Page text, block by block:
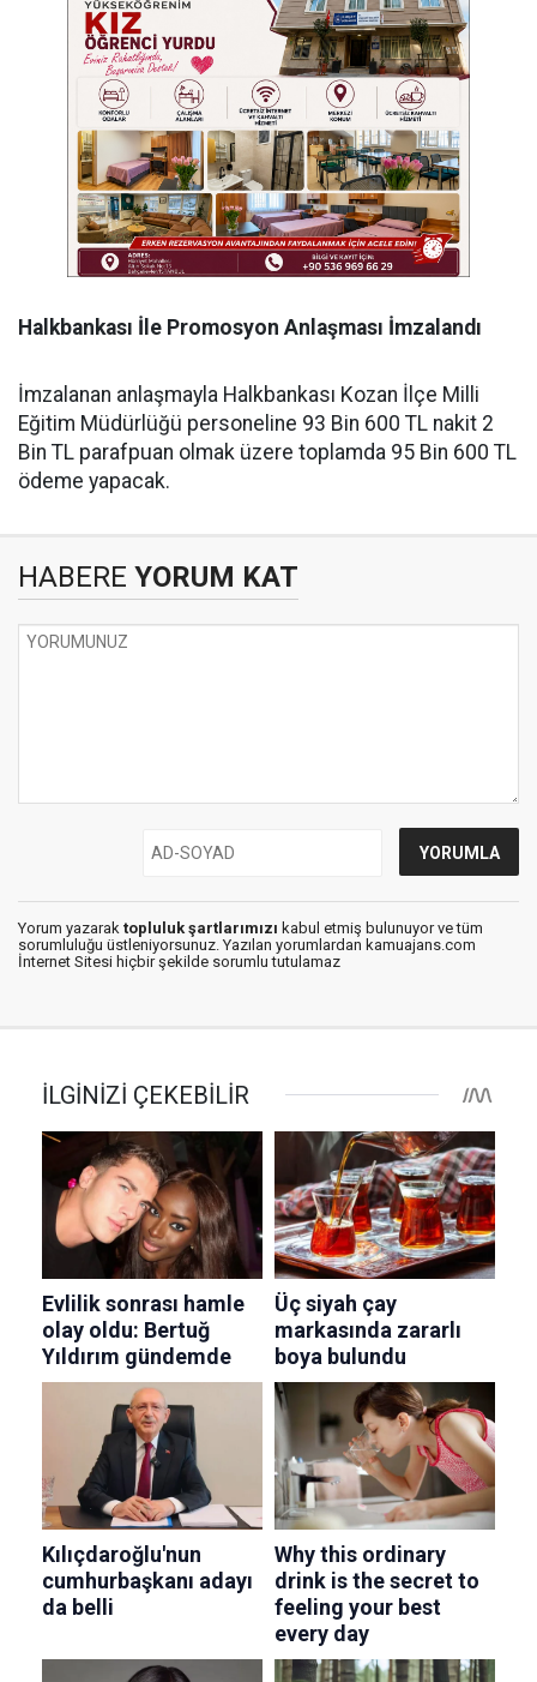
Halkbankası İle Promosyon Anlaşması İmzalandı
İmzalanan anlaşmayla Halkbankası Kozan İlçe Milli
Eğitim Müdürlüğü personeline 93 Bin 600 TL nakit 2
Bin TL parafpuan olmak üzere toplamda 95 Bin 600 TL
ödeme yapacak.
HABERE YORUM KAT
Yorum yazarak topluluk şartlarımızı kabul etmiş bulunuyor ve tüm
sorumluluğu üstleniyorsunuz. Yazılan yorumlardan kamuajans.com
İnternet Sitesi hiçbir şekilde sorumlu tutulamaz